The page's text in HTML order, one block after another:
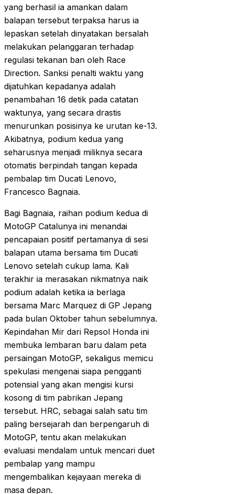
yang berhasil ia amankan dalam
balapan tersebut terpaksa harus ia
lepaskan setelah dinyatakan bersalah
melakukan pelanggaran terhadap
regulasi tekanan ban oleh Race
Direction. Sanksi penalti waktu yang
dijatuhkan kepadanya adalah
penambahan 16 detik pada catatan
waktunya, yang secara drastis
menurunkan posisinya ke urutan ke-13.
Akibatnya, podium kedua yang
seharusnya menjadi miliknya secara
otomatis berpindah tangan kepada
pembalap tim Ducati Lenovo,
Francesco Bagnaia.
Bagi Bagnaia, raihan podium kedua di
MotoGP Catalunya ini menandai
pencapaian positif pertamanya di sesi
balapan utama bersama tim Ducati
Lenovo setelah cukup lama. Kali
terakhir ia merasakan nikmatnya naik
podium adalah ketika ia berlaga
bersama Marc Marquez di GP Jepang
pada bulan Oktober tahun sebelumnya.
Kepindahan Mir dari Repsol Honda ini
membuka lembaran baru dalam peta
persaingan MotoGP, sekaligus memicu
spekulasi mengenai siapa pengganti
potensial yang akan mengisi kursi
kosong di tim pabrikan Jepang
tersebut. HRC, sebagai salah satu tim
paling bersejarah dan berpengaruh di
MotoGP, tentu akan melakukan
evaluasi mendalam untuk mencari duet
pembalap yang mampu
mengembalikan kejayaan mereka di
masa depan.